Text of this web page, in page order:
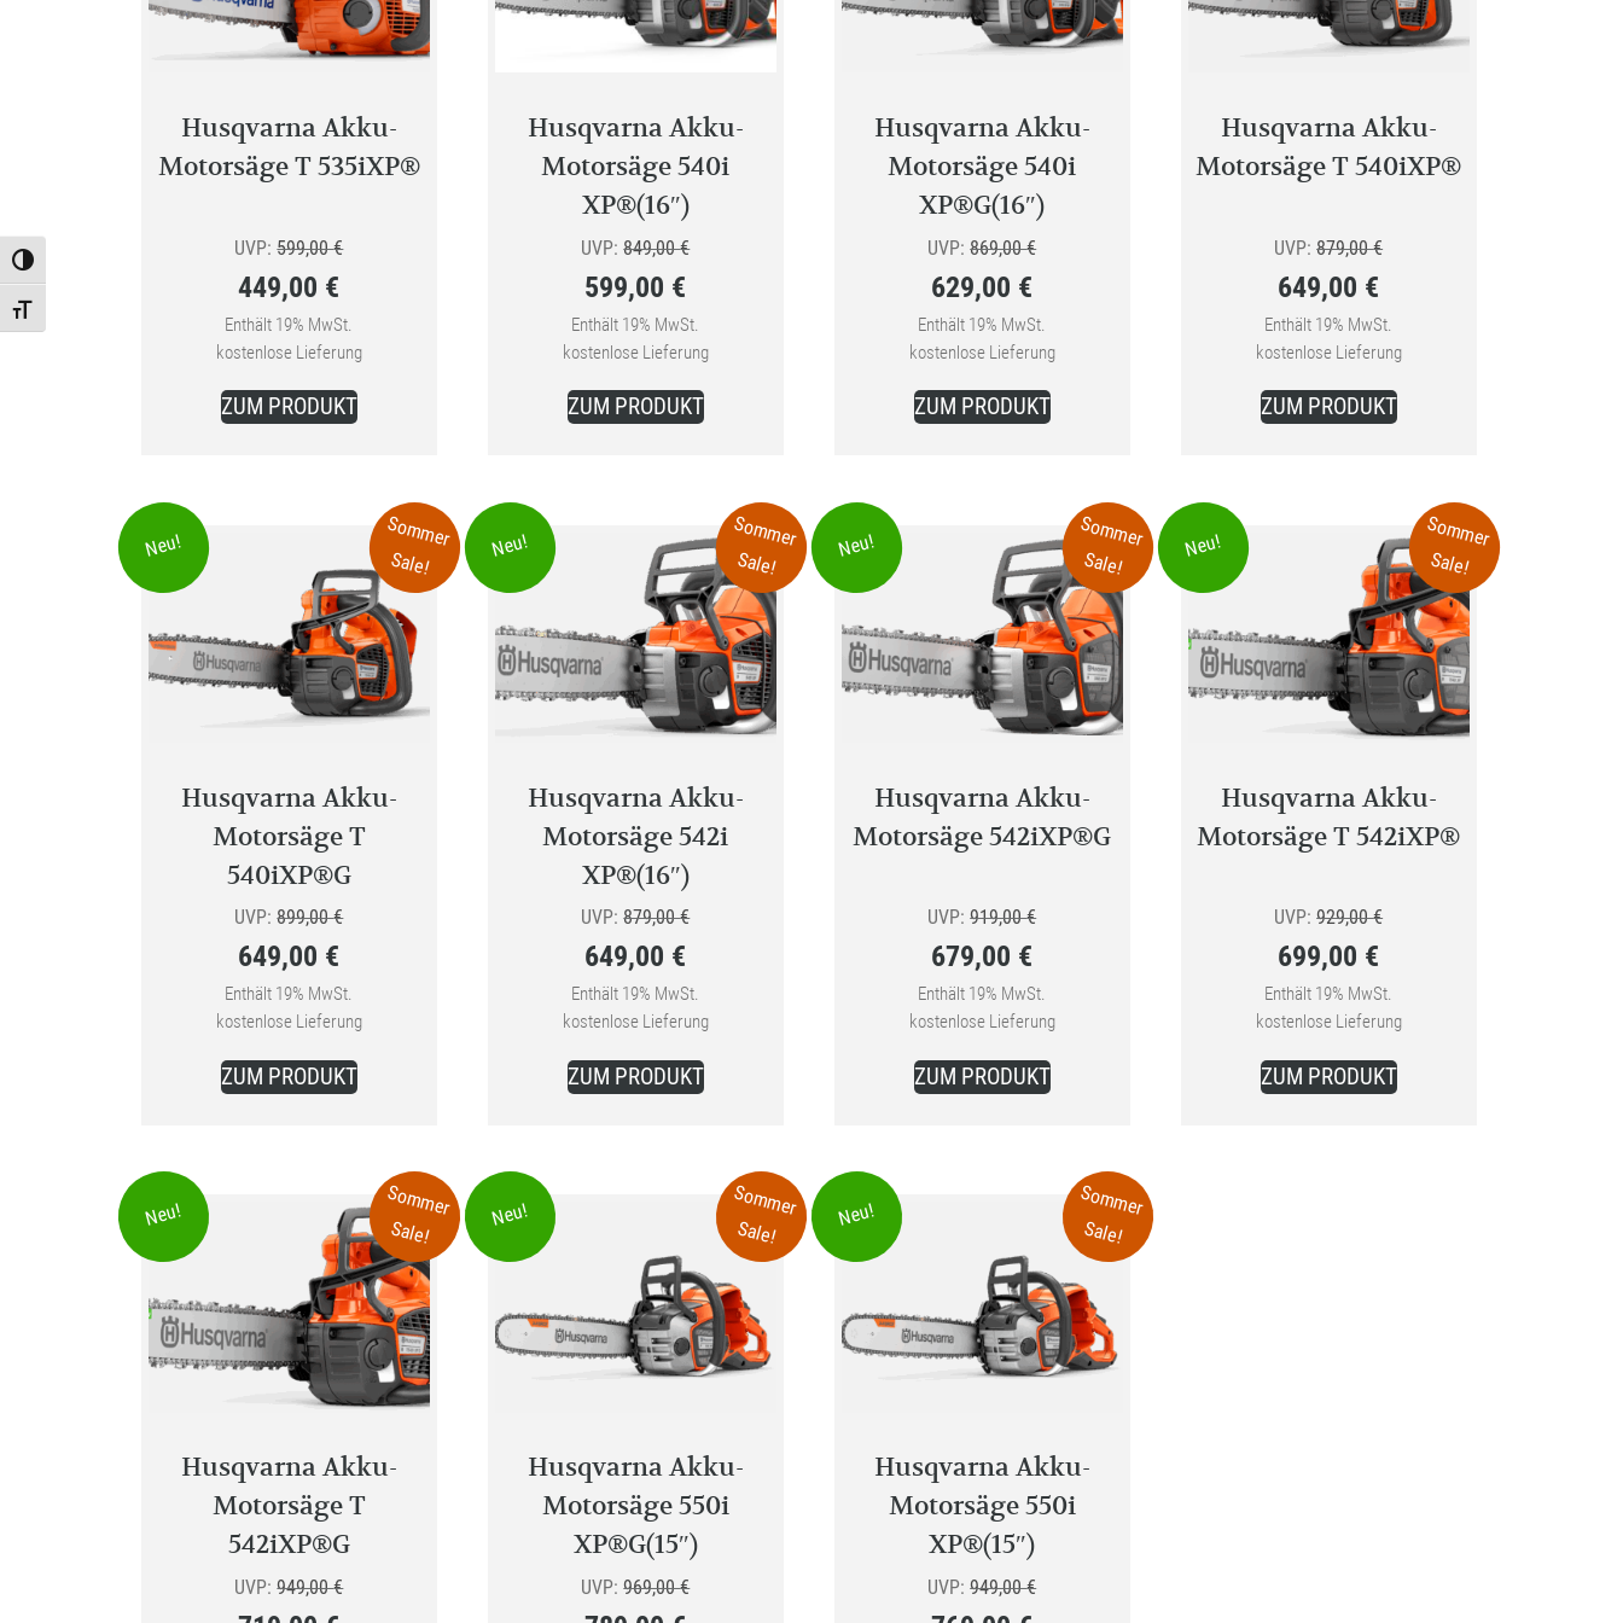
Toggle High Contrast
Toggle Font size
auf
der
gewählt
werden
auf
der
gewählt
werden
Husqvarna Akku-
Motorsäge T 535iXP®
UVP: 599,00€Ursprünglicher
war:
599,00 €
449,00 €
Aktueller
Preis
ist:
Enthält 19% MwSt.
kostenlose Lieferung
ZUM PRODUKT
Husqvarna Akku-
Motorsäge 540i
XP®(16″)
UVP: 849,00€Ursprünglicher
war:
849,00 €
599,00 €
Aktueller
Preis
ist:
Enthält 19% MwSt.
kostenlose Lieferung
ZUM PRODUKT
Husqvarna Akku-
Motorsäge 540i
XP®G(16″)
UVP: 869,00€Ursprünglicher
war:
869,00 €
629,00 €
Aktueller
Preis
ist:
Enthält 19% MwSt.
kostenlose Lieferung
ZUM PRODUKT
Husqvarna Akku-
Motorsäge T 540iXP®
UVP: 879,00€Ursprünglicher
war:
879,00 €
649,00 €
Aktueller
Preis
ist:
Enthält 19% MwSt.
kostenlose Lieferung
ZUM PRODUKT
Sommer
Sale!
Neu!
Husqvarna Akku-
Motorsäge T
540iXP®G
UVP: 899,00€Ursprünglicher
war:
899,00 €
649,00 €
Aktueller
Preis
ist:
Enthält 19% MwSt.
kostenlose Lieferung
ZUM PRODUKT
Sommer
Sale!
Neu!
Husqvarna Akku-
Motorsäge 542i
XP®(16″)
UVP: 879,00€Ursprünglicher
war:
879,00 €
649,00 €
Aktueller
Preis
ist:
Enthält 19% MwSt.
kostenlose Lieferung
ZUM PRODUKT
Sommer
Sale!
Neu!
Husqvarna Akku-
Motorsäge 542iXP®G
UVP: 919,00€Ursprünglicher
war:
919,00 €
679,00 €
Aktueller
Preis
ist:
Enthält 19% MwSt.
kostenlose Lieferung
ZUM PRODUKT
Sommer
Sale!
Neu!
Husqvarna Akku-
Motorsäge T 542iXP®
UVP: 929,00€Ursprünglicher
war:
929,00 €
699,00 €
Aktueller
Preis
ist:
Enthält 19% MwSt.
kostenlose Lieferung
ZUM PRODUKT
Sommer
Sale!
Neu!
Husqvarna Akku-
Motorsäge T
542iXP®G
UVP: 949,00€Ursprünglicher
Sommer
Sale!
Neu!
Husqvarna Akku-
Motorsäge 550i
XP®G(15″)
UVP: 969,00€Ursprünglicher
Sommer
Sale!
Neu!
Husqvarna Akku-
Motorsäge 550i
XP®(15″)
UVP: 949,00€Ursprünglicher